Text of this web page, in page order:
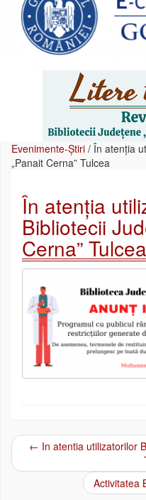
Evenimente-Știri / În atenția
„Panait Cerna” Tulcea
În atenția
Bibliotecii
Cerna” Tulcea
Post
← In atentia utilizatorilor
Activitatea